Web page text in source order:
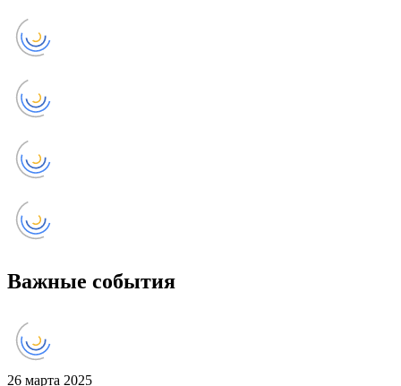
Важные события
26 марта 2025